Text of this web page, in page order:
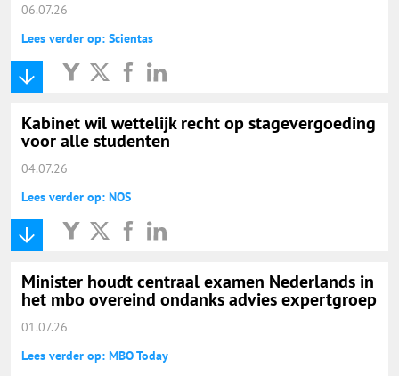
06.07.26
Lees verder op: Scientas
Kabinet wil wettelijk recht op stagevergoeding
voor alle studenten
04.07.26
Lees verder op: NOS
Minister houdt centraal examen Nederlands in
het mbo overeind ondanks advies expertgroep
01.07.26
Lees verder op: MBO Today